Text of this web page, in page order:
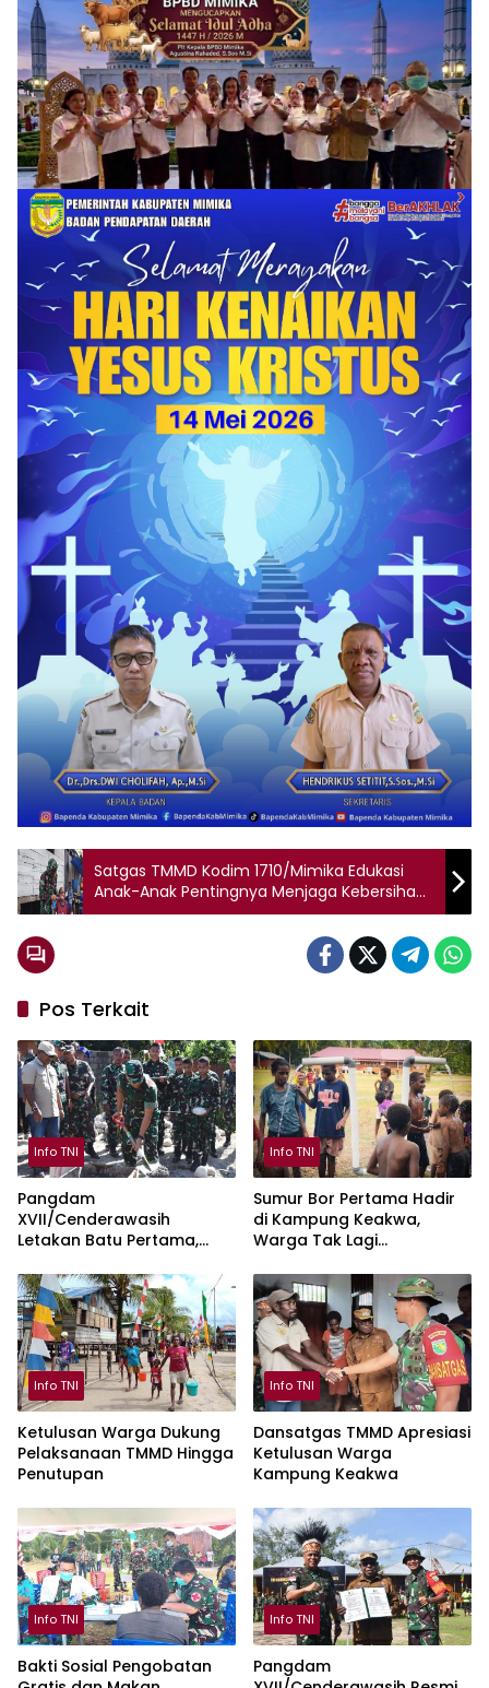
Satgas TMMD Kodim 1710/Mimika Edukasi
Anak-Anak Pentingnya Menjaga Kebersihan
Diri
Pos Terkait
Info TNI
Pangdam
XVII/Cenderawasih
Letakan Batu Pertama,
Garuda Merah Putih di
Mimika
Info TNI
Sumur Bor Pertama Hadir
di Kampung Keakwa,
Warga Tak Lagi
Info TNI
Ketulusan Warga Dukung
Pelaksanaan TMMD Hingga
Penutupan
Info TNI
Dansatgas TMMD Apresiasi
Ketulusan Warga
Kampung Keakwa
Info TNI
Bakti Sosial Pengobatan
Info TNI
Pangdam